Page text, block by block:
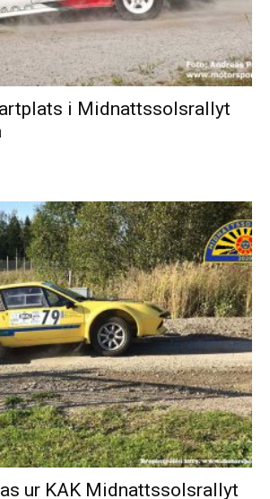
i Midnattssolsrallyt
ur KAK Midnattssolsrallyt